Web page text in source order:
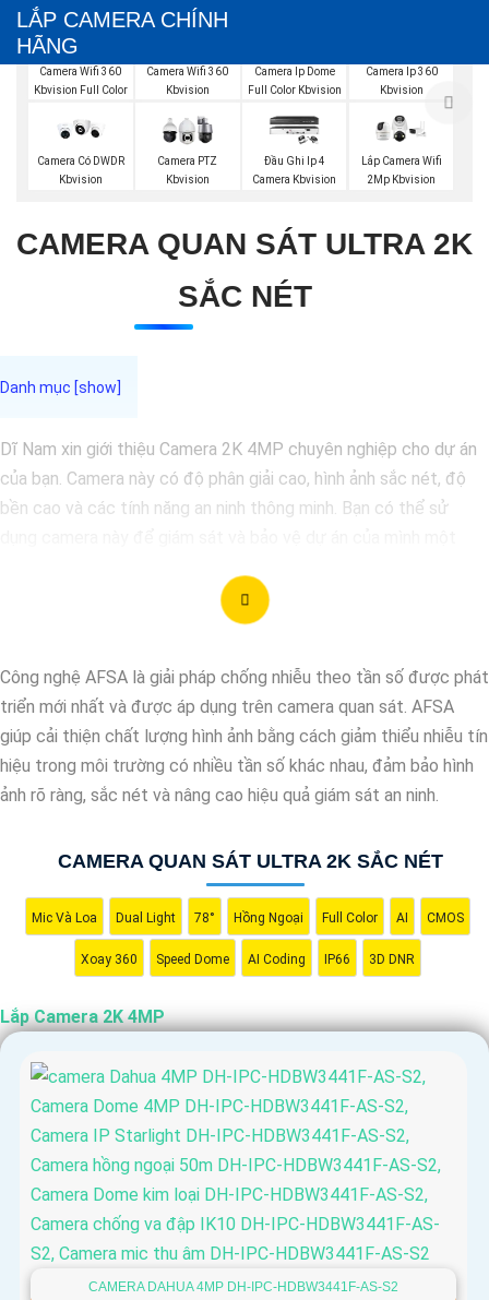
LẮP CAMERA CHÍNH
HÃNG
Camera Wifi 360
Kbvision Full Color
Camera Wifi 360
Kbvision
Camera Ip Dome
Full Color Kbvision
Camera Ip 360
Kbvision
Camera Có DWDR
Kbvision
Camera PTZ
Kbvision
Đầu Ghi Ip 4
Camera Kbvision
Lắp Camera Wifi
2Mp Kbvision
CAMERA QUAN SÁT ULTRA 2K
SẮC NÉT
Dĩ Nam xin giới thiệu Camera 2K 4MP chuyên nghiệp cho dự án
của bạn. Camera này có độ phân giải cao, hình ảnh sắc nét, độ
bền cao và các tính năng an ninh thông minh. Bạn có thể sử
cho biết thêm chi tiết để chúng Từng công trình có thể hỗ trợ
Công nghệ AFSA là giải pháp chống nhiễu theo tần số được phát
triển mới nhất và được áp dụng trên camera quan sát. AFSA
giúp cải thiện chất lượng hình ảnh bằng cách giảm thiểu nhiễu tín
hiệu trong môi trường có nhiều tần số khác nhau, đảm bảo hình
ảnh rõ ràng, sắc nét và nâng cao hiệu quả giám sát an ninh.
CAMERA QUAN SÁT ULTRA 2K SẮC NÉT
Mic Và Loa Dual Light 78° Hồng Ngoại Full Color AI CMOS
Xoay 360 Speed Dome AI Coding IP66 3D DNR
Lắp Camera 2K 4MP
CAMERA DAHUA 4MP DH-IPC-HDBW3441F-AS-S2